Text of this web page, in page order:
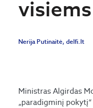
Nerija Putinaitė, delfi.lt
Ministras Algirdas
„paradigminį